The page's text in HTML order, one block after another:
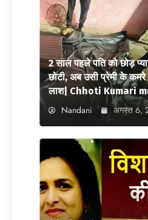
2 साल पहले पति को छोड़
छोटी, अब उसी प्रेमी के कमरे
लाश| Chhoti Kumari
Nandani अगस्त 6,